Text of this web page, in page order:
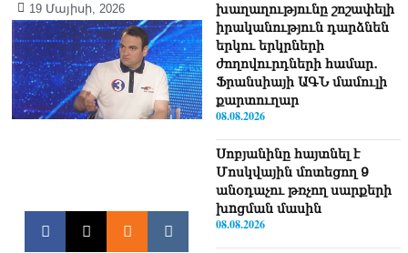
19 Մայիսի, 2026
խաղաղությունը շոշափելի
իրականություն դարձնեն
երկու երկրների
ժողովուրդների համար․
Ֆրանսիայի ԱԳՆ մամուլի
քարտուղար
08.08.2026
Սոբյանինը հայտնել է
Մոսկվային մոտեցող 9
անօդաչու թռչող սարքերի
խnցման մասին
08.08.2026